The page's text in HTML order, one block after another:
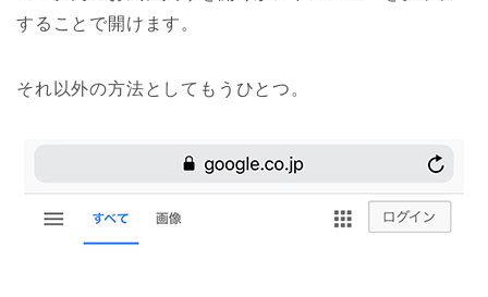
することで開けます。
それ以外の方法としてもうひとつ。